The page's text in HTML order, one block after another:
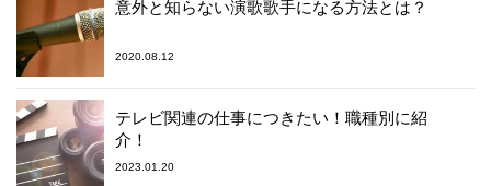
意外と知らない演歌歌手になる方法とは？
2020.08.12
テレビ関連の仕事につきたい！職種別に紹
介！
2023.01.20